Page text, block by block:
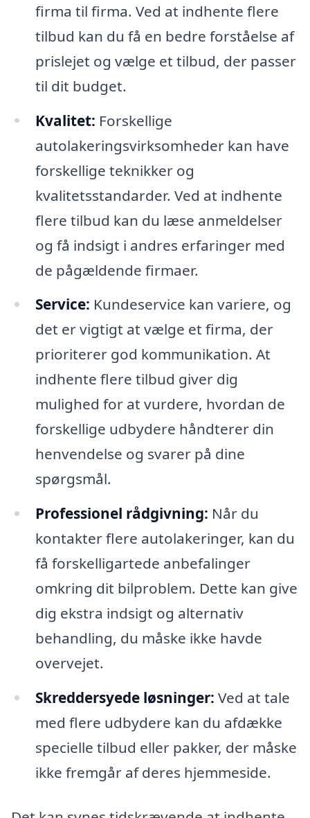
firma til firma. Ved at indhente flere
tilbud kan du få en bedre forståelse af
prislejet og vælge et tilbud, der passer
til dit budget.
Kvalitet: Forskellige
autolakeringsvirksomheder kan have
forskellige teknikker og
kvalitetsstandarder. Ved at indhente
flere tilbud kan du læse anmeldelser
og få indsigt i andres erfaringer med
de pågældende firmaer.
Service: Kundeservice kan variere, og
det er vigtigt at vælge et firma, der
prioriterer god kommunikation. At
indhente flere tilbud giver dig
mulighed for at vurdere, hvordan de
forskellige udbydere håndterer din
henvendelse og svarer på dine
spørgsmål.
Professionel rådgivning: Når du
kontakter flere autolakeringer, kan du
få forskelligartede anbefalinger
omkring dit bilproblem. Dette kan give
dig ekstra indsigt og alternativ
behandling, du måske ikke havde
overvejet.
Skreddersyede løsninger: Ved at tale
med flere udbydere kan du afdække
specielle tilbud eller pakker, der måske
ikke fremgår af deres hjemmeside.